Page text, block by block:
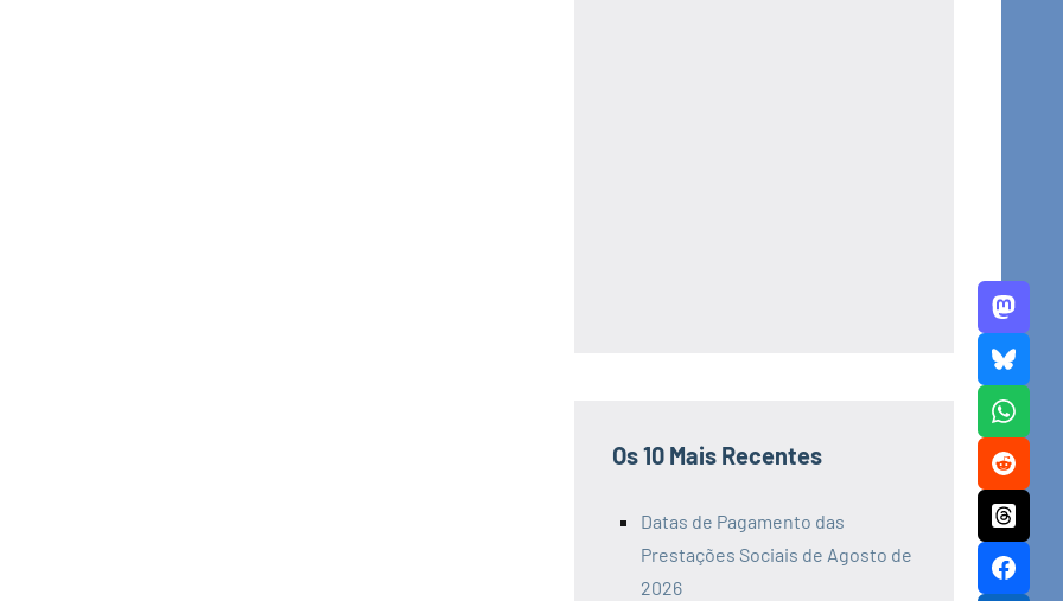
Os 10 Mais Recentes
Datas de Pagamento das
Prestações Sociais de Agosto de
2026